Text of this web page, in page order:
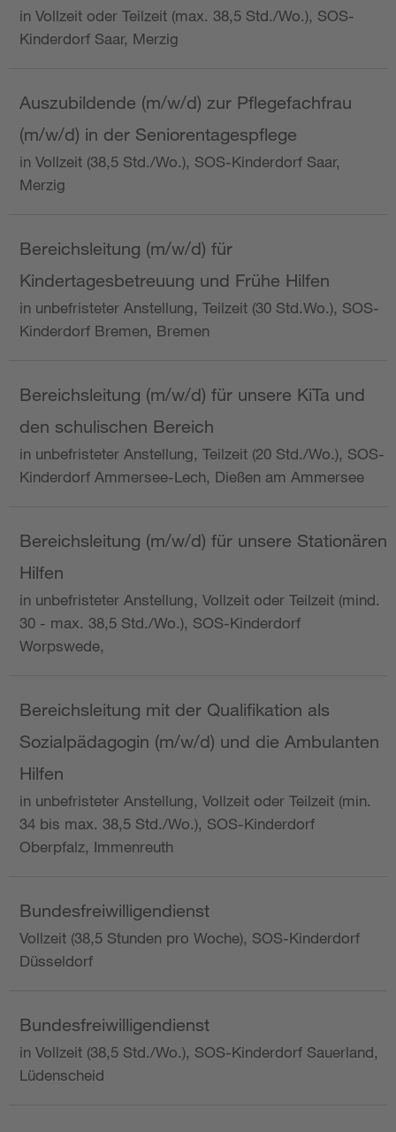
in Vollzeit oder Teilzeit (max. 38,5 Std./Wo.), SOS-
Kinderdorf Saar, Merzig
Auszubildende (m/w/d) zur Pflegefachfrau
(m/w/d) in der Seniorentagespflege
in Vollzeit (38,5 Std./Wo.), SOS-Kinderdorf Saar,
Merzig
Bereichsleitung (m/w/d) für
Kindertagesbetreuung und Frühe Hilfen
in unbefristeter Anstellung, Teilzeit (30 Std.Wo.), SOS-
Kinderdorf Bremen, Bremen
Bereichsleitung (m/w/d) für unsere KiTa und
den schulischen Bereich
in unbefristeter Anstellung, Teilzeit (20 Std./Wo.), SOS-
Kinderdorf Ammersee-Lech, Dießen am Ammersee
Bereichsleitung (m/w/d) für unsere Stationären
Hilfen
in unbefristeter Anstellung, Vollzeit oder Teilzeit (mind.
30 - max. 38,5 Std./Wo.), SOS-Kinderdorf
Worpswede,
Bereichsleitung mit der Qualifikation als
Sozialpädagogin (m/w/d) und die Ambulanten
Hilfen
in unbefristeter Anstellung, Vollzeit oder Teilzeit (min.
34 bis max. 38,5 Std./Wo.), SOS-Kinderdorf
Oberpfalz, Immenreuth
Bundesfreiwilligendienst
Vollzeit (38,5 Stunden pro Woche), SOS-Kinderdorf
Düsseldorf
Bundesfreiwilligendienst
in Vollzeit (38,5 Std./Wo.), SOS-Kinderdorf Sauerland,
Lüdenscheid